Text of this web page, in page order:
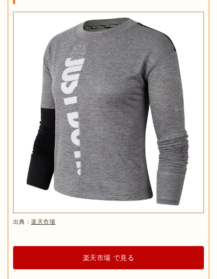
出典：楽天市場
楽天市場 で見る